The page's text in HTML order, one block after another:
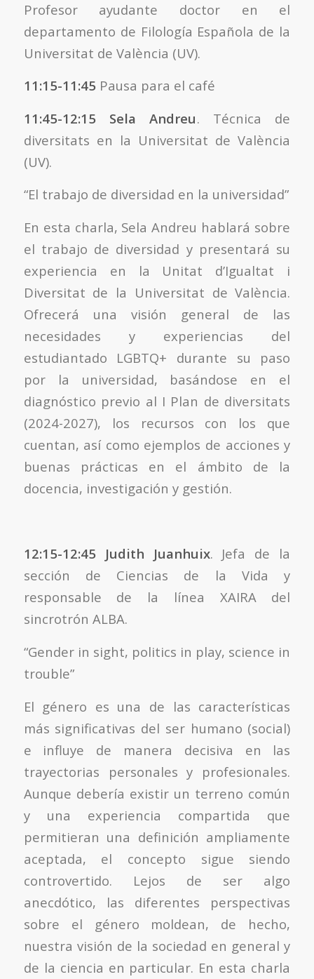
Profesor ayudante doctor en el
departamento de Filología Española de la
Universitat de València (UV).
11:15-11:45 Pausa para el café
11:45-12:15
Sela Andreu. Técnica de
diversitats en la Universitat de València
(UV).
“El trabajo de diversidad en la universidad”
En esta charla, Sela Andreu hablará sobre
el trabajo de diversidad y presentará su
experiencia en la Unitat d’Igualtat i
Diversitat de la Universitat de València.
Ofrecerá una visión general de las
necesidades y experiencias del
estudiantado LGBTQ+ durante su paso
por la universidad, basándose en el
diagnóstico previo al I Plan de diversitats
(2024-2027), los recursos con los que
cuentan, así como ejemplos de acciones y
buenas prácticas en el ámbito de la
docencia, investigación y gestión.
12:15-12:45 Judith Juanhuix. Jefa de la
sección de Ciencias de la Vida y
responsable de la línea XAIRA del
sincrotrón ALBA.
“Gender in sight, politics in play, science in
trouble”
El género es una de las características
más significativas del ser humano (social)
e influye de manera decisiva en las
trayectorias personales y profesionales.
Aunque debería existir un terreno común
y una experiencia compartida que
permitieran una definición ampliamente
aceptada, el concepto sigue siendo
controvertido. Lejos de ser algo
anecdótico, las diferentes perspectivas
sobre el género moldean, de hecho,
nuestra visión de la sociedad en general y
de la ciencia en particular. En esta charla